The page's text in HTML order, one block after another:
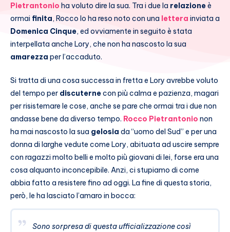
Pietrantonio ha voluto dire la sua. Tra i due la relazioneè
ormai finita, Rocco lo ha reso noto con una lettera inviata a
Domenica Cinque, ed ovviamente in seguito è stata
interpellata anche Lory, che non ha nascosto la sua
amarezza per l’accaduto.
Si tratta di una cosa successa in fretta e Lory avrebbe voluto
del tempo per discuternecon più calma e pazienza, magari
per risistemare le cose, anche se pare che ormai tra i due non
andasse bene da diverso tempo. Rocco Pietrantonio non
ha mai nascosto la sua gelosia da “uomo del Sud” e per una
donna di larghe vedute come Lory, abituata ad uscire sempre
con ragazzi molto belli e molto più giovani di lei, forse era una
cosa alquanto inconcepibile. Anzi, ci stupiamo di come
abbia fatto a resistere fino ad oggi. La fine di questa storia,
però, le ha lasciato l’amaro in bocca:
Sono sorpresa di questa ufficializzazione così